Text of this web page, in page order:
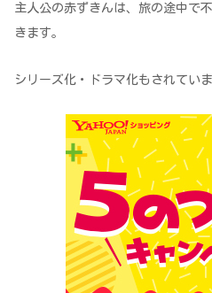
主人公の赤ずきんは、旅の途中で
きます。
シリーズ化・ドラマ化もされていま